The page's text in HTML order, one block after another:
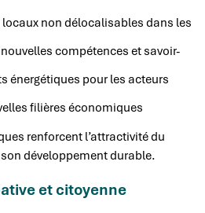
non délocalisables dans les
compétences et savoir-
énergétiques pour les acteurs
filières économiques
renforcent l’attractivité du
développement durable.
et citoyenne